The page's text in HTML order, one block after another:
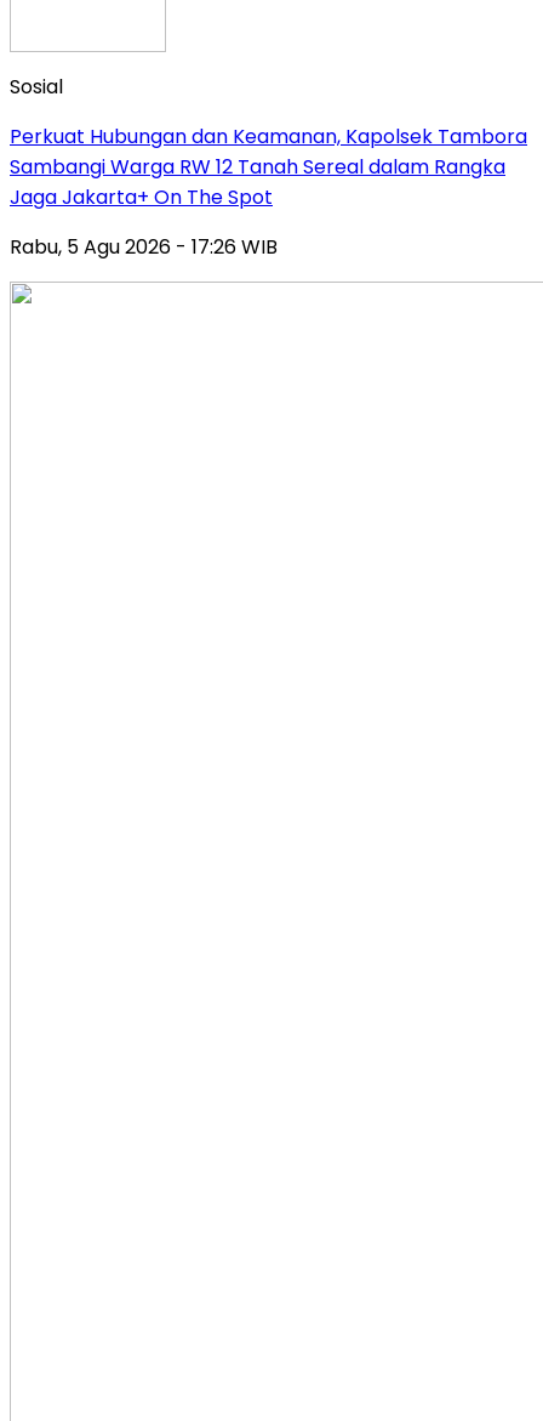
Sosial
Perkuat Hubungan dan Keamanan, Kapolsek Tambora
Sambangi Warga RW 12 Tanah Sereal dalam Rangka
Jaga Jakarta+ On The Spot
Rabu, 5 Agu 2026 - 17:26 WIB